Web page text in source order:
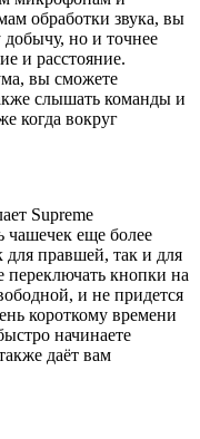
обработки звука, вы
но и точнее
и расстояние.
вы сможете
слышать команды и
когда вокруг
Supreme
чашечек еще более
для правшей, так и для
кнопки на
и не придется
короткому времени
начинаете
даёт вам